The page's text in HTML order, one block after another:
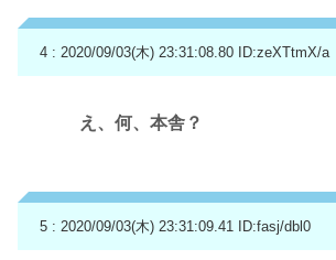
4 : 2020/09/03(木) 23:31:08.80 ID:zeXTtmX/a
え、何、本舎？
5 : 2020/09/03(木) 23:31:09.41 ID:fasj/dbl0